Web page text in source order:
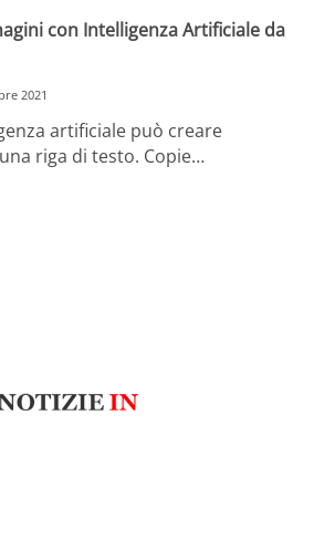
con Intelligenza Artificiale da
2021
artificiale può creare
riga di testo. Copie…